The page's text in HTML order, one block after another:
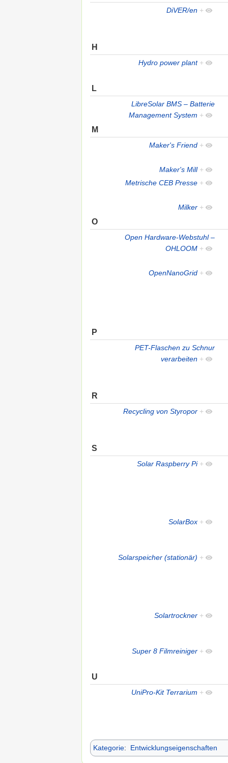
DiVER/en +
H
Hydro power plant +
L
LibreSolar BMS – Batterie
Management System +
M
Maker's Friend +
Maker's Mill +
Metrische CEB Presse +
Milker +
O
Open Hardware-Webstuhl –
OHLOOM +
OpenNanoGrid +
P
PET-Flaschen zu Schnur
verarbeiten +
R
Recycling von Styropor +
S
Solar Raspberry Pi +
SolarBox +
Solarspeicher (stationär) +
Solartrockner +
Super 8 Filmreiniger +
U
UniPro-Kit Terrarium +
Kategorie: Entwicklungseigenschaften